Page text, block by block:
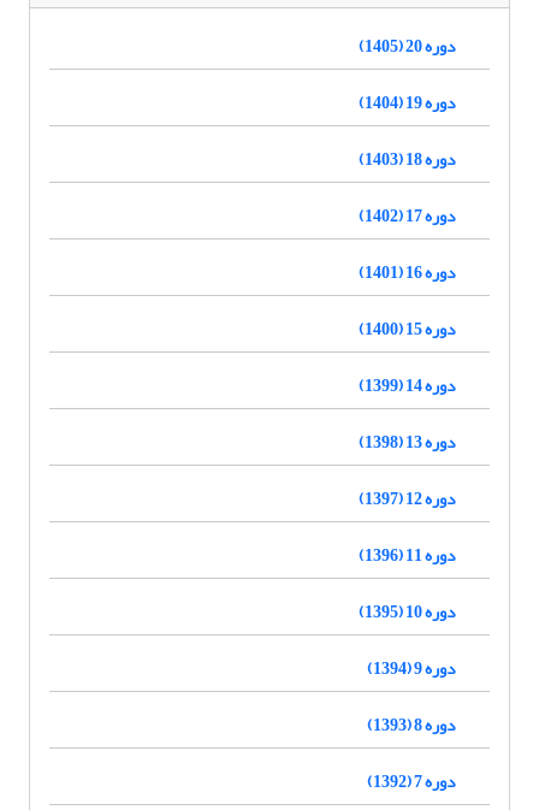
دوره 20 (1405)
دوره 19 (1404)
دوره 18 (1403)
دوره 17 (1402)
دوره 16 (1401)
دوره 15 (1400)
دوره 14 (1399)
دوره 13 (1398)
دوره 12 (1397)
دوره 11 (1396)
دوره 10 (1395)
دوره 9 (1394)
دوره 8 (1393)
دوره 7 (1392)